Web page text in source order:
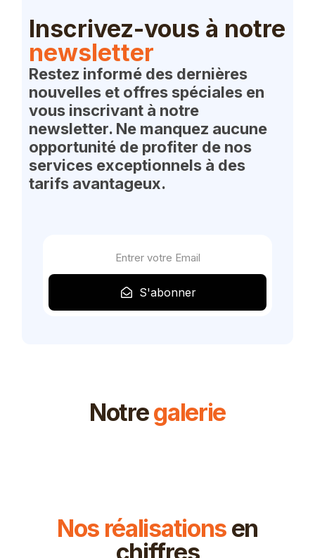
Inscrivez-vous à notre
newsletter
Restez informé des dernières
nouvelles et offres spéciales en
vous inscrivant à notre
newsletter. Ne manquez aucune
opportunité de profiter de nos
services exceptionnels à des
tarifs avantageux.
S'abonner
Notregalerie
Nos réalisationsen
chiffres